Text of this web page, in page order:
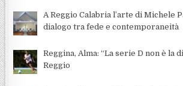
A Reggio Calabria l’arte di Michele
dialogo tra fede e contemporaneità
Reggina, Alma: “La serie D non è la
Reggio